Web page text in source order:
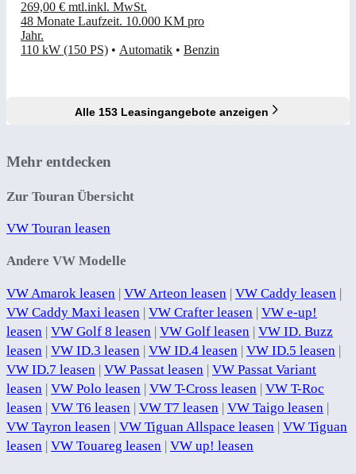
269,00 € mtl.inkl. MwSt.
48 Monate Laufzeit. 10.000 KM pro
Jahr.
110 kW (150 PS) • Automatik • Benzin
Alle 153 Leasingangebote anzeigen
Mehr entdecken
Zur Touran Übersicht
VW Touran leasen
Andere VW Modelle
VW Amarok leasen | VW Arteon leasen | VW Caddy leasen |
VW Caddy Maxi leasen | VW Crafter leasen | VW e-up!
leasen | VW Golf 8 leasen | VW Golf leasen | VW ID. Buzz
leasen | VW ID.3 leasen | VW ID.4 leasen | VW ID.5 leasen |
VW ID.7 leasen | VW Passat leasen | VW Passat Variant
leasen | VW Polo leasen | VW T-Cross leasen | VW T-Roc
leasen | VW T6 leasen | VW T7 leasen | VW Taigo leasen |
VW Tayron leasen | VW Tiguan Allspace leasen | VW Tiguan
leasen | VW Touareg leasen | VW up! leasen